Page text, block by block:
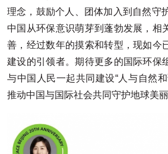
理念，鼓励个人、团体加入到自然守
中国从环保意识萌芽到蓬勃发展，相
善，经过数年的摸索和转型，现如今
建设的引领者。期待更多的国际环保
与中国人民一起共同建设“人与自然和
推动中国与国际社会共同守护地球美丽